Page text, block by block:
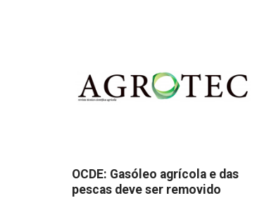
OCDE: Gasóleo agrícola e das
pescas deve ser removido